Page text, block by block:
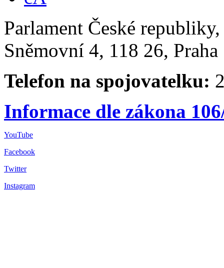
Parlament České
Sněmovní 4, 118 26,
Telefon na spojovatelku:
Informace dle zákona
YouTube
Facebook
Twitter
Instagram